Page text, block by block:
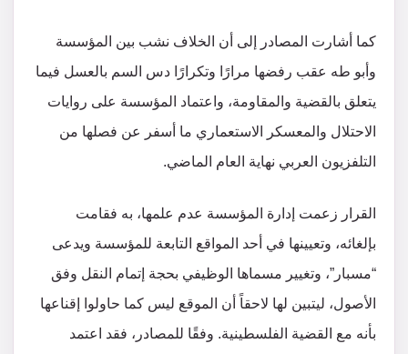
كما أشارت المصادر إلى أن الخلاف نشب بين المؤسسة
وأبو طه عقب رفضها مرارًا وتكرارًا دس السم بالعسل فيما
يتعلق بالقضية والمقاومة، واعتماد المؤسسة على روايات
الاحتلال والمعسكر الاستعماري ما أسفر عن فصلها من
التلفزيون العربي نهاية العام الماضي.
القرار زعمت إدارة المؤسسة عدم علمها، به فقامت
بإلغائه، وتعيينها في أحد المواقع التابعة للمؤسسة ويدعى
“مسبار”، وتغيير مسماها الوظيفي بحجة إتمام النقل وفق
الأصول، ليتبين لها لاحقاً أن الموقع ليس كما حاولوا إقناعها
بأنه مع القضية الفلسطينية. وفقًا للمصادر، فقد اعتمد